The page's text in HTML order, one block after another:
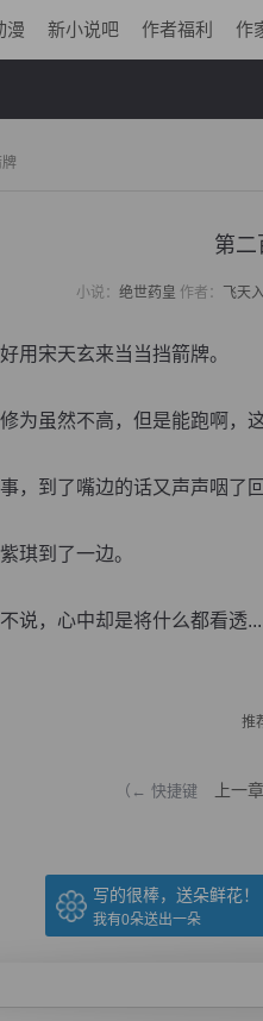
漫 新小说吧 作者福利 作
牌
第二
小说： 绝世药皇 作者： 飞天
宋天玄来当当挡箭牌。
虽然不高，但是能跑啊，
到了嘴边的话又声声咽了
到了一边。
，心中却是将什么都看透...
推
（← 快捷键 上一章
写的很棒，送朵鲜花！
我有0朵送出一朵